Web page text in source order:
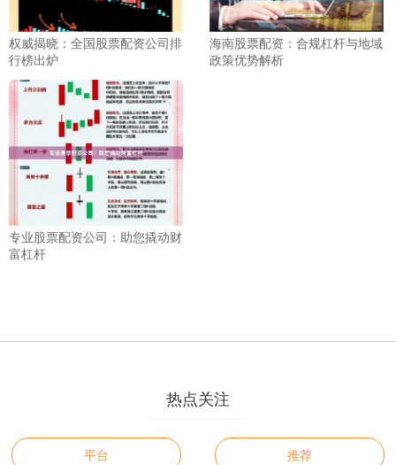
权威揭晓：全国股票配资公司排
行榜出炉
海南股票配资：合规杠杆与地域
政策优势解析
专业股票配资公司：助您撬动财
富杠杆
热点关注
平台 推荐